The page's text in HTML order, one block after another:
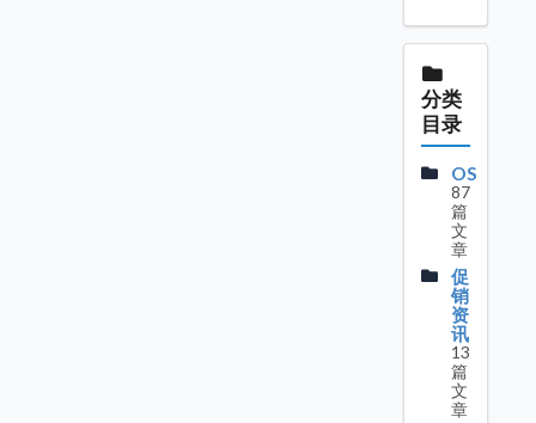
分类
目录
OS
87
篇
文
章
促
销
资
讯
13
篇
文
章